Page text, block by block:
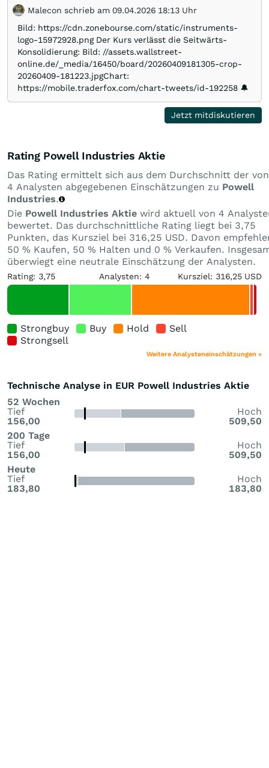
Malecon schrieb am 09.04.2026 18:13 Uhr
Bild: https://cdn.zonebourse.com/static/instruments-
logo-15972928.png Der Kurs verlässt die Seitwärts-
Konsolidierung: Bild: //assets.wallstreet-
online.de/_media/16450/board/20260409181305-crop-
20260409-181223.jpgChart:
https://mobile.traderfox.com/chart-tweets/id-192258 🔔
Jetzt mitdiskutieren
Rating Powell Industries Aktie
Das Rating ermittelt sich aus dem Durchschnitt der von
4 Analysten abgegebenen Einschätzungen zu Powell
Industries.
Die Powell Industries Aktie wird aktuell von 4
bewertet. Das durchschnittliche Rating liegt bei 3,75
Punkten, das Kursziel bei 316,25 USD. Davon
50 % Kaufen, 50 % Halten und 0 % Verkaufen.
überwiegt eine neutrale Einschätzung der Analysten.
Rating: 3,75 Analysten: 4 Kursziel: 316,25 USD
Strongbuy Buy Hold
Sell
Strongsell
Weitere Analysteneinschätzungen »
Technische Analyse in EUR Powell Industries Aktie
52 Wochen
Tief
156,00
Hoch
509,50
200 Tage
Tief
156,00
Hoch
509,50
Heute
Tief
183,80
Hoch
183,80